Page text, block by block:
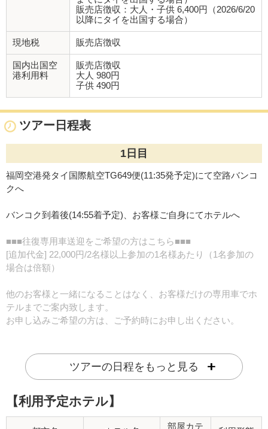
販売店徴収：大人・子供 6,400円（2026/6/20
以降にタイを出国する場合）
現地税 販売店徴収
国内出国空
港利用料
販売店徴収
大人 980円
子供 490円
ツアー日程表
1日目
福岡空港発タイ国際航空TG649便(11:35発予定)にて空路バンコ
クへ
バンコク到着後(14:55着予定)、お客様ご自身にてホテルへ
■■■往復専用車送迎をご希望の方はこちら■■■
[追加代金] 22,000円/2名様以上参加の1名様あたり（1名参加の
場合は倍額）
他のお客様と一緒になることはなく、お客様だけの専用車でホ
テルまでご案内致します。
お申し込みご希望の方は、ご予約時にお申し出ください。
様追加11,000円かかります。
ホテルお迎えが08:00以前のフライトの場合、早朝料金がお1
（1名参加の場合は倍額）
※ドライバーのみとなり日本語ガイドはつきません。
ツアーの日程をもっと見る
【利用予定ホテル】
部屋カテ